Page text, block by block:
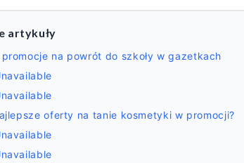
artykuły
na powrót do szkoły w gazetkach
oferty na tanie kosmetyki w promocji?